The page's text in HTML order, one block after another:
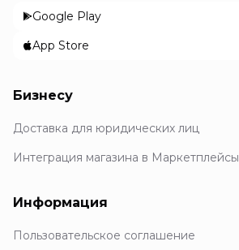
Google Play
App Store
Бизнесу
Доставка для юридических лиц
Интеграция магазина в Маркетплейсы
Информация
Пользовательское соглашение